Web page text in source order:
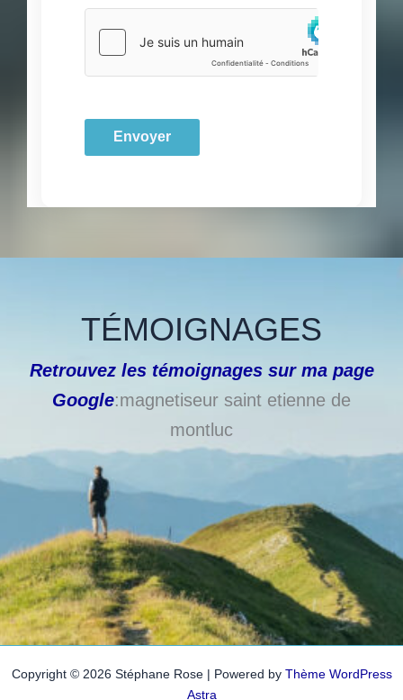
TÉMOIGNAGES
Retrouvez les témoignages sur ma page
Google:magnetiseur saint etienne de
montluc
Copyright © 2026 Stéphane Rose | Powered by Thème WordPress
Astra